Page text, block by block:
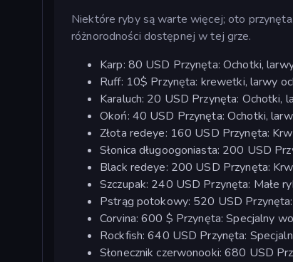
Niektóre ryby są warte więcej; oto
różnorodności dostępnej w tej grze.
Karp: 80 USD Przynęta: Ochotki,
Ruff: 10$ Przynęta: krewetki, larwy
Karaluch: 20 USD Przynęta: Ochotki,
Okoń: 40 USD Przynęta: Ochotki,
Złota redeye: 160 USD Przynęta:
Słonica długoogoniasta: 200 USD
Black redeye: 200 USD Przynęta:
Szczupak: 240 USD Przynęta: Małe
Pstrąg potokowy: 520 USD
Corvina: 600 $ Przynęta: Specjalny
Rockfish: 640 USD Przynęta:
Słonecznik czerwonooki: 680 USD